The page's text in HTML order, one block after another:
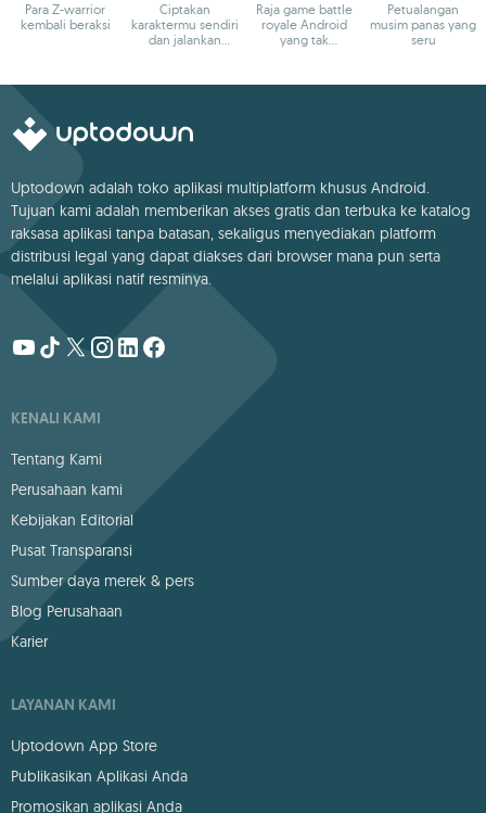
Para Z-warrior
kembali beraksi
Ciptakan
karaktermu sendiri
dan jalankan
Raja game battle
royale Android
yang tak
Petualangan
musim panas yang
seru
Uptodown adalah toko aplikasi multiplatform khusus Android.
Tujuan kami adalah memberikan akses gratis dan terbuka ke katalog
raksasa aplikasi tanpa batasan, sekaligus menyediakan platform
distribusi legal yang dapat diakses dari browser mana pun serta
melalui aplikasi natif resminya.
KENALI KAMI
Tentang Kami
Perusahaan kami
Kebijakan Editorial
Pusat Transparansi
Sumber daya merek & pers
Blog Perusahaan
Karier
LAYANAN KAMI
Uptodown App Store
Publikasikan Aplikasi Anda
Promosikan aplikasi Anda